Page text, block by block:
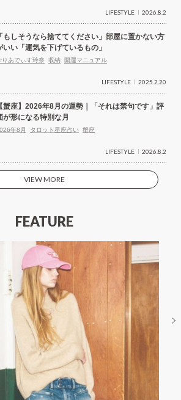
LIFESTYLE 2026.8.2
「もしそうなら捨ててください」部屋に置かない方
いい「運気を下げているもの」
りあでぃす玲奈 収納 開運マニュアル
LIFESTYLE 2025.2.20
【蟹座】2026年8月の運勢｜「それは禁句です」評
が形になる特別な月
年8月 タロット星座占い 蟹座
LIFESTYLE 2026.8.2
VIEW MORE
FEATURE